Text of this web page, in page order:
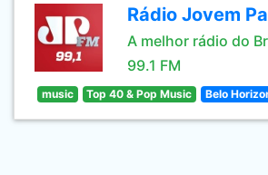
Rádio Jovem
A melhor rádio do
99.1 FM
music Top 40 & Pop Music Belo